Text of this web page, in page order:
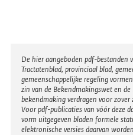
Disclaimer
De hier aangeboden pdf-bestanden
Tractatenblad, provinciaal blad,
gemeenschappelijke regeling
zin van de Bekendmakingswet en
bekendmaking verdragen voor
Voor pdf-publicaties van vóór deze
vorm uitgegeven bladen formele
elektronische versies daarvan